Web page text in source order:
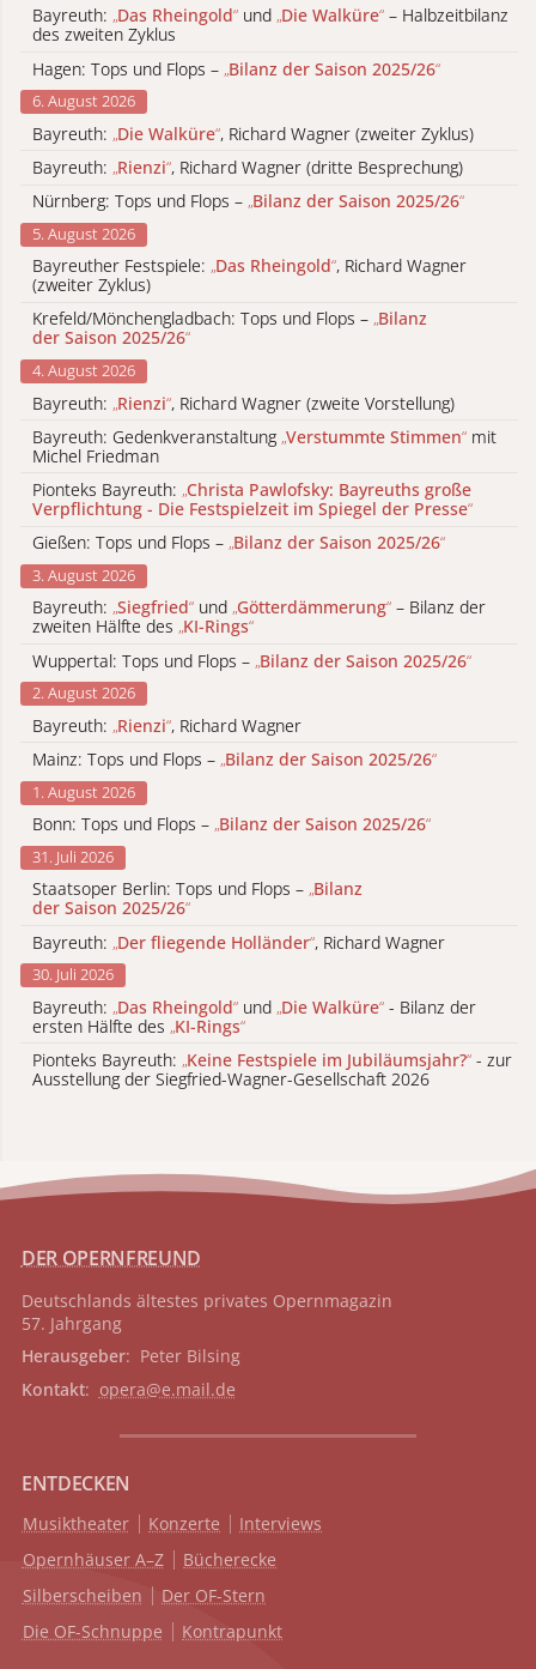
Bayreuth: „Das Rheingold“ und „Die Walküre“ – Halbzeitbilanz
des zweiten Zyklus
Hagen: Tops und Flops – „Bilanz der Saison 2025/26“
6. August 2026
Bayreuth: „Die Walküre“, Richard Wagner (zweiter Zyklus)
Bayreuth: „Rienzi“, Richard Wagner (dritte Besprechung)
Nürnberg: Tops und Flops – „Bilanz der Saison 2025/26“
5. August 2026
Bayreuther Festspiele: „Das Rheingold“, Richard Wagner
(zweiter Zyklus)
Krefeld/Mönchengladbach: Tops und Flops – „Bilanz
der Saison 2025/26“
4. August 2026
Bayreuth: „Rienzi“, Richard Wagner (zweite Vorstellung)
Bayreuth: Gedenkveranstaltung „Verstummte Stimmen“ mit
Michel Friedman
Pionteks Bayreuth: „Christa Pawlofsky: Bayreuths große
Verpflichtung - Die Festspielzeit im Spiegel der Presse“
Gießen: Tops und Flops – „Bilanz der Saison 2025/26“
3. August 2026
Bayreuth: „Siegfried“ und „Götterdämmerung“ – Bilanz der
zweiten Hälfte des „KI-Rings“
Wuppertal: Tops und Flops – „Bilanz der Saison 2025/26“
2. August 2026
Bayreuth: „Rienzi“, Richard Wagner
Mainz: Tops und Flops – „Bilanz der Saison 2025/26“
1. August 2026
Bonn: Tops und Flops – „Bilanz der Saison 2025/26“
31. Juli 2026
Staatsoper Berlin: Tops und Flops – „Bilanz
der Saison 2025/26“
Bayreuth: „Der fliegende Holländer“, Richard Wagner
30. Juli 2026
Bayreuth: „Das Rheingold“ und „Die Walküre“ - Bilanz der
ersten Hälfte des „KI-Rings“
Pionteks Bayreuth: „Keine Festspiele im Jubiläumsjahr?“ - zur
Ausstellung der Siegfried-Wagner-Gesellschaft 2026
DER OPERNFREUND
Deutschlands ältestes privates Opernmagazin
57. Jahrgang
Herausgeber: Peter Bilsing
Kontakt: opera@e.mail.de
ENTDECKEN
Musiktheater Konzerte
Interviews
Opernhäuser A–Z
Bücherecke
Silberscheiben
Der OF-Stern
Die OF-Schnuppe
Kontrapunkt